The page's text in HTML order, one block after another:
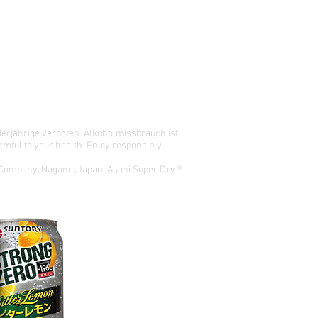
verboten. Alkoholmissbrauch ist
to your health. Enjoy responsibly.
Nagano, Japan. Asahi Super Dry ®